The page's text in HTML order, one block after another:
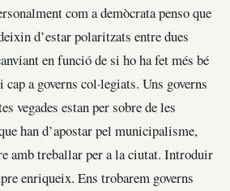
com a demòcrata penso que
d’estar polaritzats entre dues
en funció de si ho ha fet més bé
a governs col·legiats. Uns governs
vegades estan per sobre de les
han d’apostar pel municipalisme,
amb treballar per a la ciutat. Introduir
enriqueix. Ens trobarem governs